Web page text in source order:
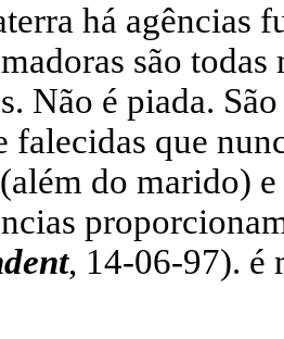
há agências
são
Não é piada.
falecidas que
do marido)
, 14-06-97). é